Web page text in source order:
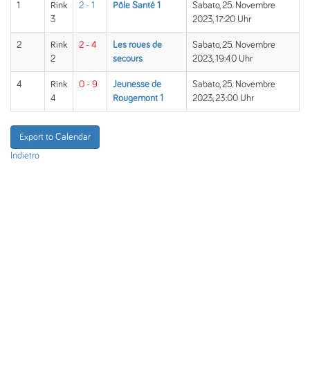
1
Rink
3
2 - 1 Pôle Santé 1
Sabato, 25. Novembre
2023, 17:20 Uhr
2
Rink
2
2 - 4
Les roues de
secours
Sabato, 25. Novembre
2023, 19:40 Uhr
4
Rink
4
0 - 9
Jeunesse de
Rougemont 1
Sabato, 25. Novembre
2023, 23:00 Uhr
Export to Calendar
Indietro